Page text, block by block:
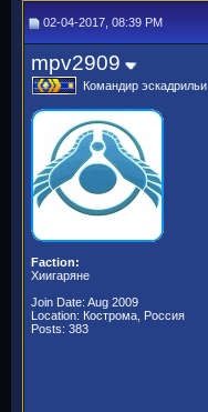
02-04-2017, 08:39 PM
mpv2909
Командир эскадрильи
Faction:
Хиигаряне
Join Date: Aug 2009
Location: Кострома, Россия
Posts: 383